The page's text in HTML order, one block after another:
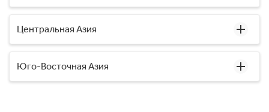
Центральная Азия
Юго-Восточная Азия